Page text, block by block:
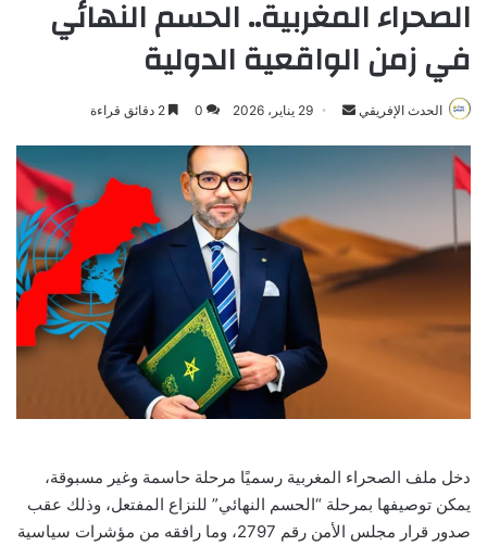
الصحراء المغربية.. الحسم النهائي
في زمن الواقعية الدولية
الحدث الإفريقي
Send29 يناير، 2026 0
دخل ملف الصحراء المغربية رسميًا مرحلة حاسمة وغير مسبوقة،
يمكن توصيفها بمرحلة “الحسم النهائي” للنزاع المفتعل، وذلك عقب
صدور قرار مجلس الأمن رقم 2797، وما رافقه من مؤشرات سياسية